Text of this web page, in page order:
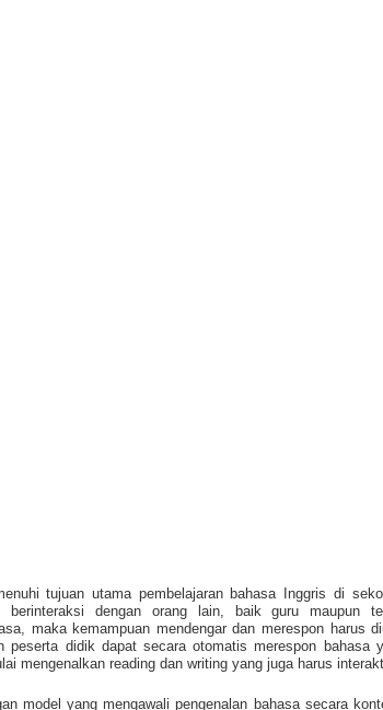
tujuan utama pembelajaran bahasa Inggris di
dengan orang lain, baik guru maupun
maka kemampuan mendengar dan merespon harus
peserta didik dapat secara otomatis merespon bahasa
mengenalkan reading dan writing yang juga harus
model yang mengawali pengenalan bahasa secara